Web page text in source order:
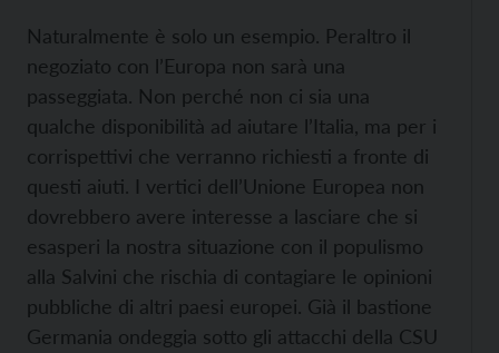
Naturalmente è solo un esempio. Peraltro il
negoziato con l’Europa non sarà una
passeggiata. Non perché non ci sia una
qualche disponibilità ad aiutare l’Italia, ma per i
corrispettivi che verranno richiesti a fronte di
questi aiuti. I vertici dell’Unione Europea non
dovrebbero avere interesse a lasciare che si
esasperi la nostra situazione con il populismo
alla Salvini che rischia di contagiare le opinioni
pubbliche di altri paesi europei. Già il bastione
Germania ondeggia sotto gli attacchi della CSU